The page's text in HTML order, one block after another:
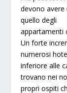
devono
quello degli
appartamenti
Un forte
numerosi
inferiore alle
trovano nei
propri ospiti